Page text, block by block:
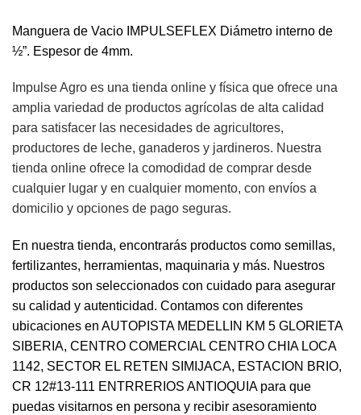
Manguera de Vacio IMPULSEFLEX Diámetro interno de
½”. Espesor de 4mm.
Impulse Agro es una tienda online y física que ofrece una
amplia variedad de productos agrícolas de alta calidad
para satisfacer las necesidades de agricultores,
productores de leche, ganaderos y jardineros. Nuestra
tienda online ofrece la comodidad de comprar desde
cualquier lugar y en cualquier momento, con envíos a
domicilio y opciones de pago seguras.
En nuestra tienda, encontrarás productos como semillas,
fertilizantes, herramientas, maquinaria y más. Nuestros
productos son seleccionados con cuidado para asegurar
su calidad y autenticidad. Contamos con diferentes
ubicaciones en AUTOPISTA MEDELLIN KM 5 GLORIETA
SIBERIA, CENTRO COMERCIAL CENTRO CHIA LOCA
1142, SECTOR EL RETEN SIMIJACA, ESTACION BRIO,
CR 12#13-111 ENTRRERIOS ANTIOQUIA para que
puedas visitarnos en persona y recibir asesoramiento